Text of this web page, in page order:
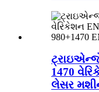
1470
લેસર